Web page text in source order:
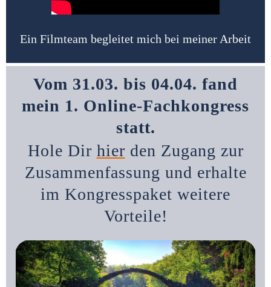
Ein Filmteam begleitet mich bei meiner Arbeit
Vom 31.03. bis 04.04. fand
mein 1. Online-Fachkongress
statt.
Hole Dir hier den Zugang zur
Zusammenfassung und erhalte
im Kongresspaket weitere
Vorteile!